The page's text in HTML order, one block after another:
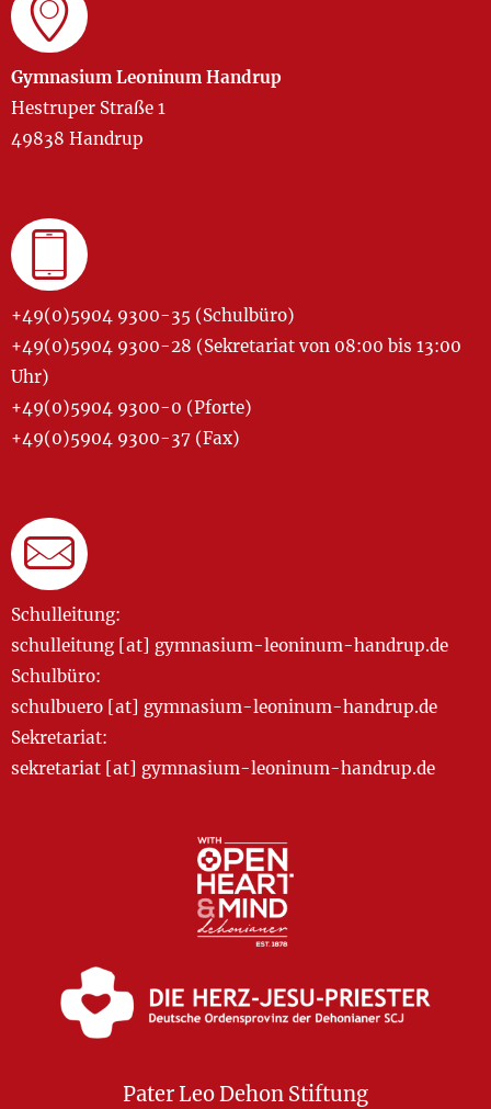
Gymnasium Leoninum Handrup
Hestruper Straße 1
49838 Handrup
+49(0)5904 9300-35 (Schulbüro)
+49(0)5904 9300-28 (Sekretariat von 08:00 bis 13:00
Uhr)
+49(0)5904 9300-0 (Pforte)
+49(0)5904 9300-37 (Fax)
Schulleitung:
schulleitung [at] gymnasium-leoninum-handrup.de
Schulbüro:
schulbuero [at] gymnasium-leoninum-handrup.de
Sekretariat:
sekretariat [at] gymnasium-leoninum-handrup.de
Pater Leo Dehon Stiftung